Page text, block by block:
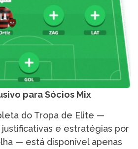
para Sócios Mix
do Tropa de Elite —
justificativas e estratégias por
— está disponível apenas